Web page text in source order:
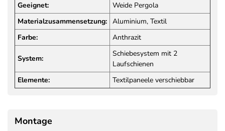
Geeignet:
Weide Pergola
Materialzusammensetzung: Aluminium, Textil
Farbe:
Anthrazit
System:
Schiebesystem mit 2
Laufschienen
Elemente:
Textilpaneele verschiebbar
Montage